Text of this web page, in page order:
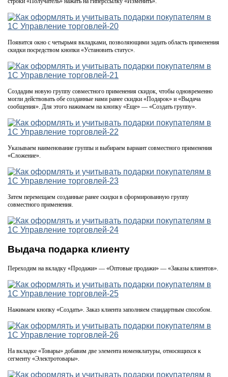
Появится окно с четырьмя вкладками, позволяющими задать область применения
скидки посредством кнопки «Установить статус».
Создадим новую группу совместного применения скидок, чтобы одновременно
могли действовать обе созданные нами ранее скидки «Подарок» и «Выдача
сообщения». Для этого нажимаем на кнопку «Еще» — «Создать группу».
Указываем наименование группы и выбираем вариант совместного применения
«Сложение».
Затем перемещаем созданные ранее скидки в сформированную группу
совместного применения.
Выдача подарка клиенту
Переходим на вкладку «Продажи» — «Оптовые продажи» — «Заказы клиентов».
Нажимаем кнопку «Создать». Заказ клиента заполняем стандартным способом.
На вкладке «Товары» добавим две элемента номенклатуры, относящихся к
сегменту «Электротовары».